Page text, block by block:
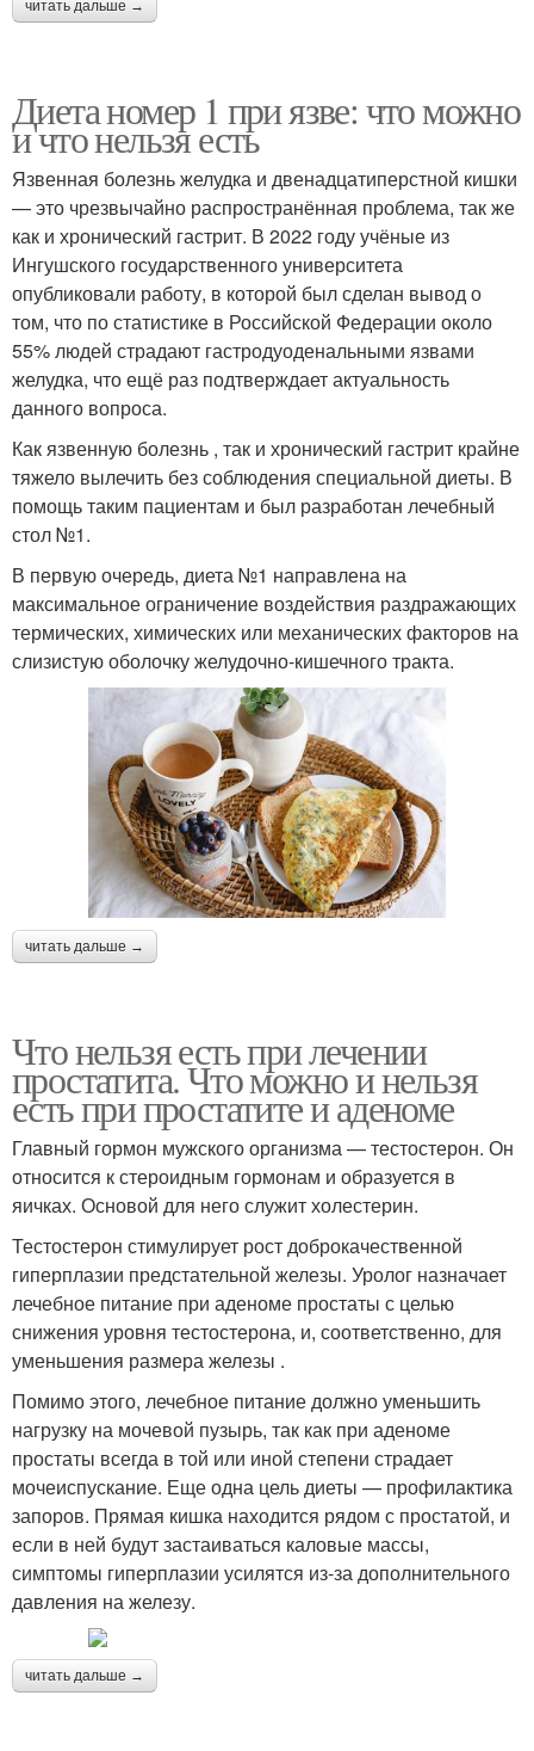
читать дальше →
Диета номер 1 при язве: что можно
и что нельзя есть
Язвенная болезнь желудка и двенадцатиперстной кишки
— это чрезвычайно распространённая проблема, так же
как и хронический гастрит. В 2022 году учёные из
Ингушского государственного университета
опубликовали работу, в которой был сделан вывод о
том, что по статистике в Российской Федерации около
55% людей страдают гастродуоденальными язвами
желудка, что ещё раз подтверждает актуальность
данного вопроса.
Как язвенную болезнь , так и хронический гастрит крайне
тяжело вылечить без соблюдения специальной диеты. В
помощь таким пациентам и был разработан лечебный
стол №1.
В первую очередь, диета №1 направлена на
максимальное ограничение воздействия раздражающих
термических, химических или механических факторов на
слизистую оболочку желудочно-кишечного тракта.
читать дальше →
Что нельзя есть при лечении
простатита. Что можно и нельзя
есть при простатите и аденоме
Главный гормон мужского организма — тестостерон. Он
относится к стероидным гормонам и образуется в
яичках. Основой для него служит холестерин.
Тестостерон стимулирует рост доброкачественной
гиперплазии предстательной железы. Уролог назначает
лечебное питание при аденоме простаты с целью
снижения уровня тестостерона, и, соответственно, для
уменьшения размера железы .
Помимо этого, лечебное питание должно уменьшить
нагрузку на мочевой пузырь, так как при аденоме
простаты всегда в той или иной степени страдает
мочеиспускание. Еще одна цель диеты — профилактика
запоров. Прямая кишка находится рядом с простатой, и
если в ней будут застаиваться каловые массы,
симптомы гиперплазии усилятся из-за дополнительного
давления на железу.
читать дальше →